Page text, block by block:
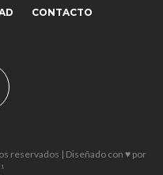
CONTACTO
reservados | Diseñado con ♥ por